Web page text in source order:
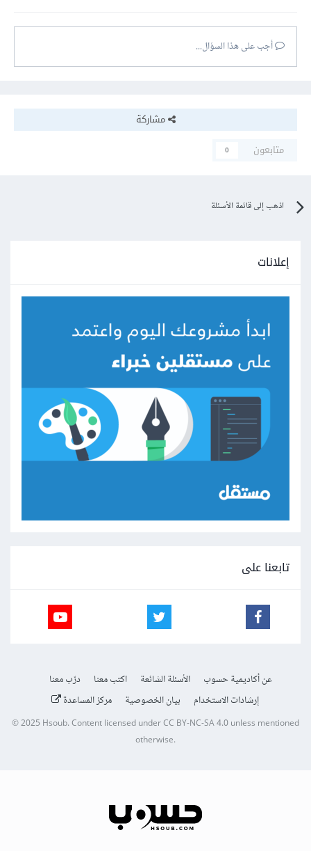
أجب على هذا السؤال...
مشاركة
متابعون
0
اذهب إلى قائمة الأسئلة
إعلانات
تابعنا على
عن أكاديمية حسوب الأسئلة الشائعة اكتب معنا
درّب معنا
إرشادات الاستخدام
بيان الخصوصية مركز المساعدة
© 2025Hsoub.Content licensed underCC BY-NC-SA 4.0unless mentioned
otherwise.